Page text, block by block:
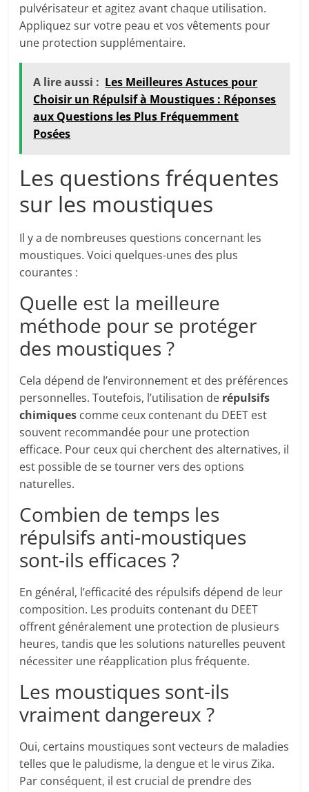
pulvérisateur et agitez avant chaque utilisation.
Appliquez sur votre peau et vos vêtements pour
une protection supplémentaire.
A lire aussi : Les Meilleures Astuces pour
Choisir un Répulsif à Moustiques : Réponses
aux Questions les Plus Fréquemment
Posées
Les questions fréquentes
sur les moustiques
Il y a de nombreuses questions concernant les
moustiques. Voici quelques-unes des plus
courantes :
Quelle est la meilleure
méthode pour se protéger
des moustiques ?
Cela dépend de l’environnement et des préférences
personnelles. Toutefois, l’utilisation de répulsifs
chimiques comme ceux contenant du DEET est
souvent recommandée pour une protection
efficace. Pour ceux qui cherchent des alternatives, il
est possible de se tourner vers des options
naturelles.
Combien de temps les
répulsifs anti-moustiques
sont-ils efficaces ?
En général, l’efficacité des répulsifs dépend de leur
composition. Les produits contenant du DEET
offrent généralement une protection de plusieurs
heures, tandis que les solutions naturelles peuvent
nécessiter une réapplication plus fréquente.
Les moustiques sont-ils
vraiment dangereux ?
Oui, certains moustiques sont vecteurs de maladies
telles que le paludisme, la dengue et le virus Zika.
Par conséquent, il est crucial de prendre des